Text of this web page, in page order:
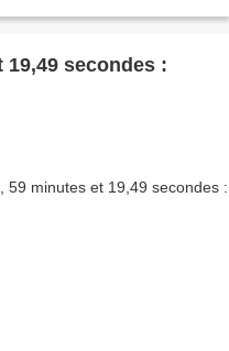
19,49 secondes :